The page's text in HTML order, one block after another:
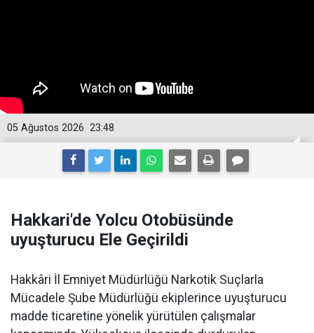
23:48
05 Ağustos 2026
Hakkari'de Yolcu Otobüsünde
uyuşturucu Ele Geçirildi
Hakkâri İl Emniyet Müdürlüğü Narkotik Suçlarla
Mücadele Şube Müdürlüğü ekiplerince uyuşturucu
madde ticaretine yönelik yürütülen çalışmalar